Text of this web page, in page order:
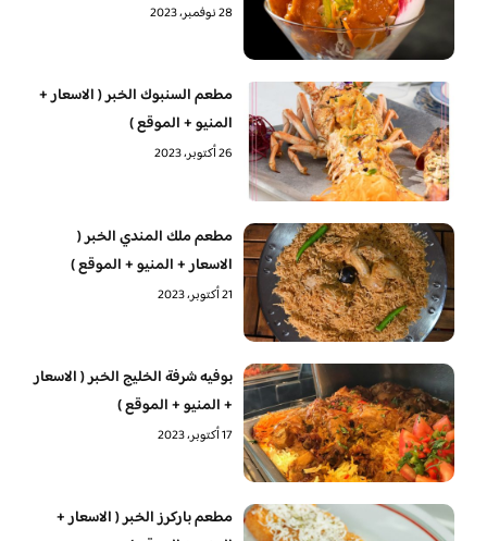
28 نوفمبر، 2023
مطعم السنبوك الخبر ( الاسعار +
المنيو + الموقع )
26 أكتوبر، 2023
مطعم ملك المندي الخبر (
الاسعار + المنيو + الموقع )
21 أكتوبر، 2023
بوفيه شرفة الخليج الخبر ( الاسعار
+ المنيو + الموقع )
17 أكتوبر، 2023
مطعم باركرز الخبر ( الاسعار +